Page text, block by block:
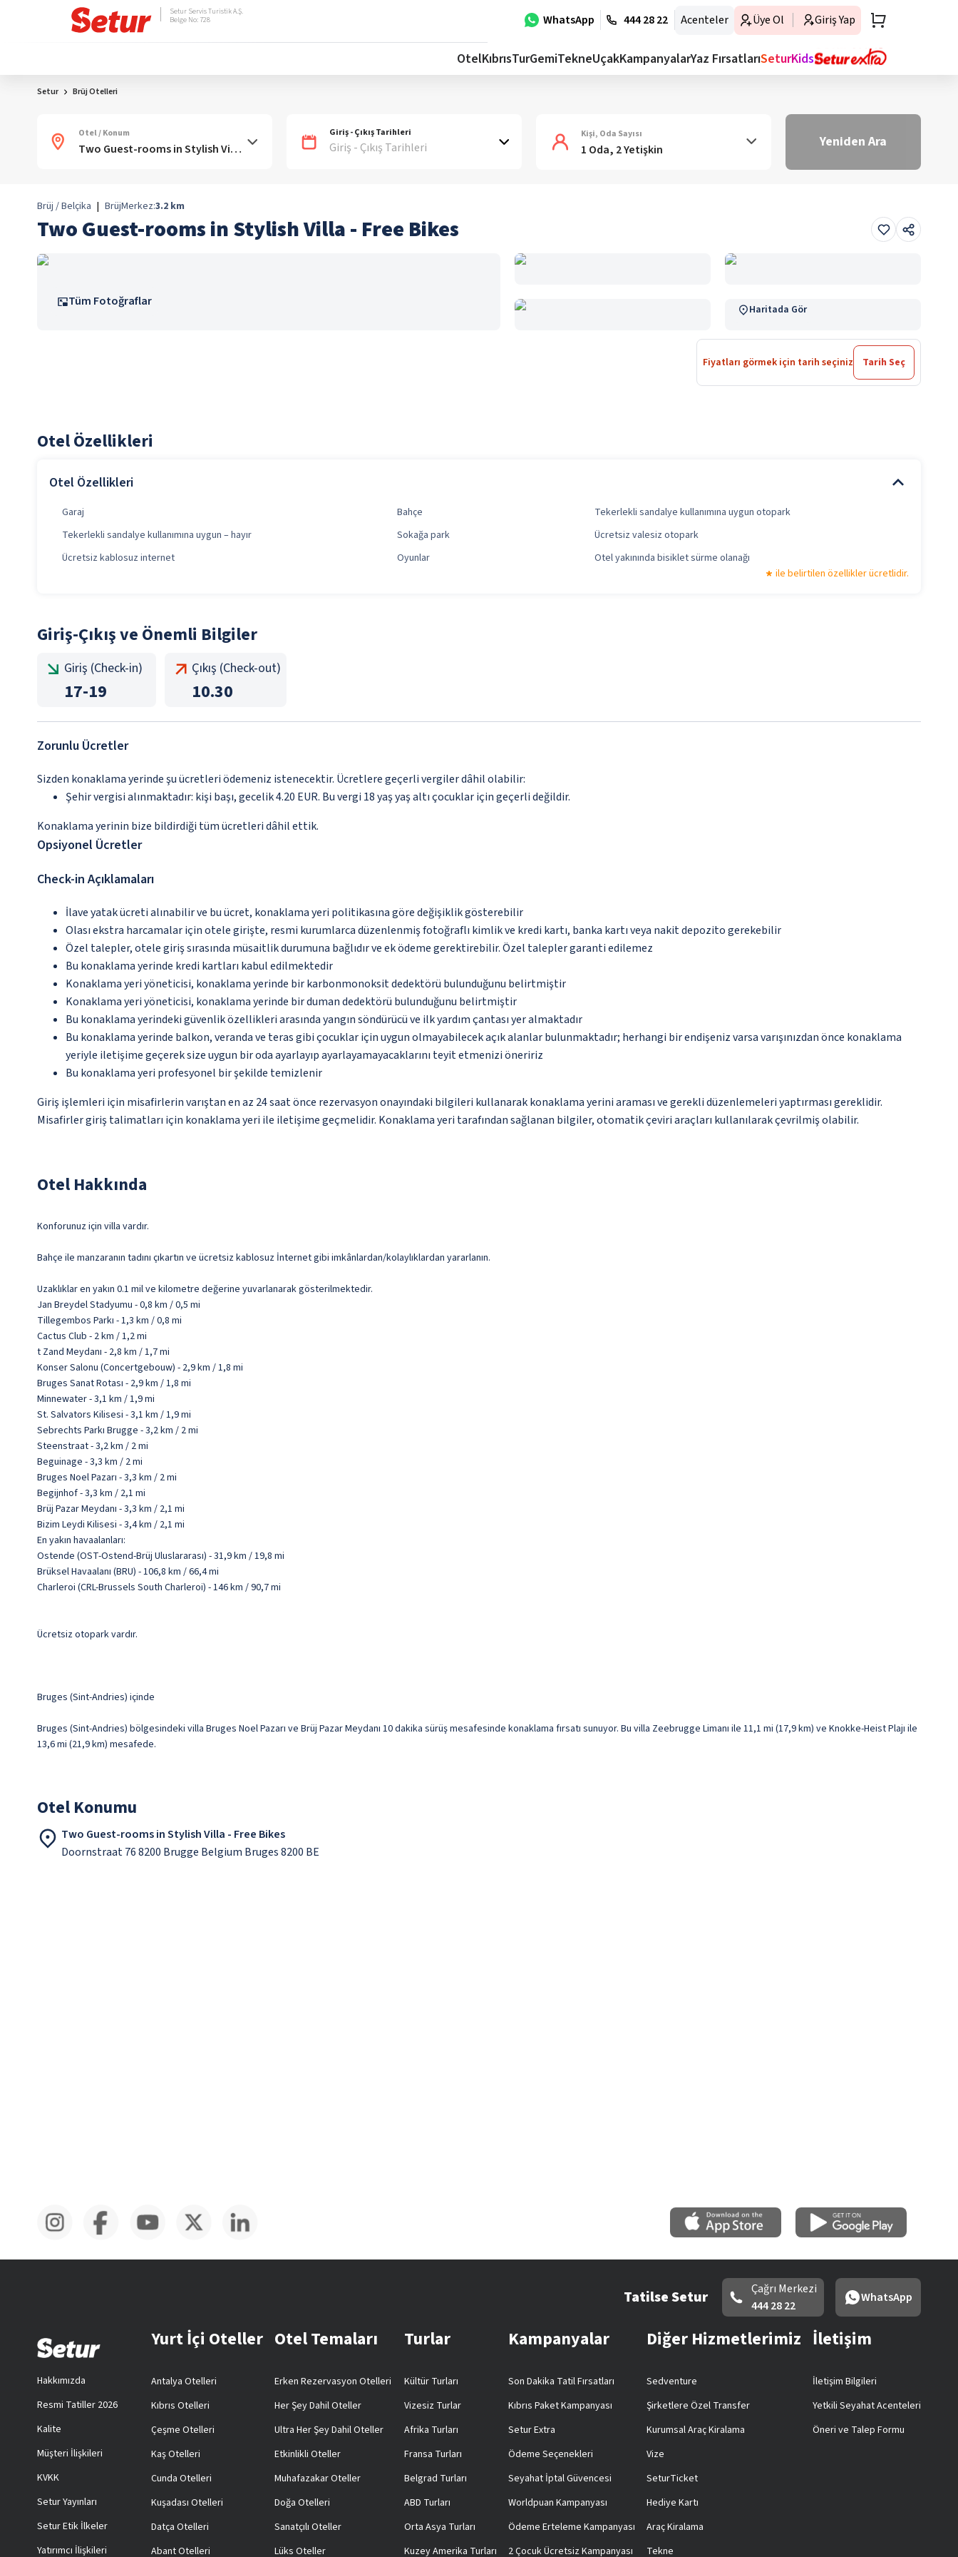
WhatsApp 444 28 22 Acenteler Üye Ol Giriş Yap
Setur Servis Turistik A.Ş.
Belge No: 728
OtelKıbrısTurGemiTekneUçakKampanyalarYaz FırsatlarıSeturKids
Setur Brüj Otelleri
Otel / Konum Giriş - Çıkış Tarihleri
Giriş - Çıkış Tarihleri
Kişi, Oda Sayısı
1 Oda, 2 Yetişkin Yeniden Ara
Brüj / Belçika | BrüjMerkez:3.2 km
Two Guest-rooms in Stylish Villa - Free Bikes
Tüm Fotoğraflar
Haritada Gör
Fiyatları görmek için tarih seçiniz Tarih Seç
Otel Özellikleri
Otel Özellikleri
Garaj Bahçe
Tekerlekli sandalye kullanımına uygun otopark
Tekerlekli sandalye kullanımına uygun – hayır
Sokağa park
Ücretsiz valesiz otopark
Ücretsiz kablosuz internet
Oyunlar
Otel yakınında bisiklet sürme olanağı
ile belirtilen özellikler ücretlidir.
Giriş-Çıkış ve Önemli Bilgiler
Giriş (Check-in)
17-19
Çıkış (Check-out)
10.30
Zorunlu Ücretler
Sizden konaklama yerinde şu ücretleri ödemeniz istenecektir. Ücretlere geçerli vergiler dâhil olabilir:
Şehir vergisi alınmaktadır: kişi başı, gecelik 4.20 EUR. Bu vergi 18 yaş yaş altı çocuklar için geçerli değildir.
Konaklama yerinin bize bildirdiği tüm ücretleri dâhil ettik.
Opsiyonel Ücretler
Check-in Açıklamaları
İlave yatak ücreti alınabilir ve bu ücret, konaklama yeri politikasına göre değişiklik gösterebilir
Olası ekstra harcamalar için otele girişte, resmi kurumlarca düzenlenmiş fotoğraflı kimlik ve kredi kartı, banka kartı veya nakit depozito gerekebilir
Özel talepler, otele giriş sırasında müsaitlik durumuna bağlıdır ve ek ödeme gerektirebilir. Özel talepler garanti edilemez
Bu konaklama yerinde kredi kartları kabul edilmektedir
Konaklama yeri yöneticisi, konaklama yerinde bir karbonmonoksit dedektörü bulunduğunu belirtmiştir
Konaklama yeri yöneticisi, konaklama yerinde bir duman dedektörü bulunduğunu belirtmiştir
Bu konaklama yerindeki güvenlik özellikleri arasında yangın söndürücü ve ilk yardım çantası yer almaktadır
Bu konaklama yerinde balkon, veranda ve teras gibi çocuklar için uygun olmayabilecek açık alanlar bulunmaktadır; herhangi bir endişeniz varsa varışınızdan önce konaklama
yeriyle iletişime geçerek size uygun bir oda ayarlayıp ayarlayamayacaklarını teyit etmenizi öneririz
Bu konaklama yeri profesyonel bir şekilde temizlenir
Giriş işlemleri için misafirlerin varıştan en az 24 saat önce rezervasyon onayındaki bilgileri kullanarak konaklama yerini araması ve gerekli düzenlemeleri yaptırması gereklidir.
Misafirler giriş talimatları için konaklama yeri ile iletişime geçmelidir. Konaklama yeri tarafından sağlanan bilgiler, otomatik çeviri araçları kullanılarak çevrilmiş olabilir.
Otel Hakkında
Konforunuz için villa vardır.
Bahçe ile manzaranın tadını çıkartın ve ücretsiz kablosuz İnternet gibi imkânlardan/kolaylıklardan yararlanın.
Uzaklıklar en yakın 0.1 mil ve kilometre değerine yuvarlanarak gösterilmektedir.
Jan Breydel Stadyumu - 0,8 km / 0,5 mi
Tillegembos Parkı - 1,3 km / 0,8 mi
Cactus Club - 2 km / 1,2 mi
t Zand Meydanı - 2,8 km / 1,7 mi
Konser Salonu (Concertgebouw) - 2,9 km / 1,8 mi
Bruges Sanat Rotası - 2,9 km / 1,8 mi
Minnewater - 3,1 km / 1,9 mi
St. Salvators Kilisesi - 3,1 km / 1,9 mi
Sebrechts Parkı Brugge - 3,2 km / 2 mi
Steenstraat - 3,2 km / 2 mi
Beguinage - 3,3 km / 2 mi
Bruges Noel Pazarı - 3,3 km / 2 mi
Begijnhof - 3,3 km / 2,1 mi
Brüj Pazar Meydanı - 3,3 km / 2,1 mi
Bizim Leydi Kilisesi - 3,4 km / 2,1 mi
En yakın havaalanları:
Ostende (OST-Ostend-Brüj Uluslararası) - 31,9 km / 19,8 mi
Brüksel Havaalanı (BRU) - 106,8 km / 66,4 mi
Charleroi (CRL-Brussels South Charleroi) - 146 km / 90,7 mi
Ücretsiz otopark vardır.
Bruges (Sint-Andries) içinde
Bruges (Sint-Andries) bölgesindeki villa Bruges Noel Pazarı ve Brüj Pazar Meydanı 10 dakika sürüş mesafesinde konaklama fırsatı sunuyor. Bu villa Zeebrugge Limanı ile 11,1 mi (17,9 km) ve Knokke-Heist Plajı ile
13,6 mi (21,9 km) mesafede.
Otel Konumu
Two Guest-rooms in Stylish Villa - Free Bikes
Doornstraat 76 8200 Brugge Belgium Bruges 8200 BE
Tatilse Setur
Çağrı Merkezi
444 28 22
WhatsApp
Hakkımızda
Resmi Tatiller 2026
Kalite
Müşteri İlişkileri
KVKK
Setur Yayınları
Setur Etik İlkeler
Yatırımcı İlişkileri
Yurt İçi Oteller
Antalya Otelleri
Kıbrıs Otelleri
Çeşme Otelleri
Kaş Otelleri
Cunda Otelleri
Kuşadası Otelleri
Datça Otelleri
Abant Otelleri
Otel Temaları
Erken Rezervasyon Otelleri
Her Şey Dahil Oteller
Ultra Her Şey Dahil Oteller
Etkinlikli Oteller
Muhafazakar Oteller
Doğa Otelleri
Sanatçılı Oteller
Lüks Oteller
Turlar
Kültür Turları
Vizesiz Turlar
Afrika Turları
Fransa Turları
Belgrad Turları
ABD Turları
Orta Asya Turları
Kuzey Amerika Turları
Kampanyalar
Son Dakika Tatil Fırsatları
Kıbrıs Paket Kampanyası
Setur Extra
Ödeme Seçenekleri
Seyahat İptal Güvencesi
Worldpuan Kampanyası
Ödeme Erteleme Kampanyası
2 Çocuk Ücretsiz Kampanyası
Diğer Hizmetlerimiz
Sedventure
Şirketlere Özel Transfer
Kurumsal Araç Kiralama
Vize
SeturTicket
Hediye Kartı
Araç Kiralama
Tekne
İletişim
İletişim Bilgileri
Yetkili Seyahat Acenteleri
Öneri ve Talep Formu